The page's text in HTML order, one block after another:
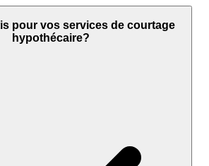
pour vos services de courtage
hypothécaire?